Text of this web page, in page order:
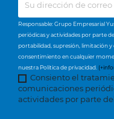
Responsable: Grupo Empresarial
periódicas y actividades por parte
portabilidad, supresión, limitación
consentimiento en cualquier
nuestra Política de privacidad.
Consiento el
comunicaciones
actividades por parte